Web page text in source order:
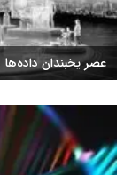
عصر یخبندان داده‌ها